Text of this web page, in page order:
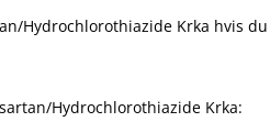
​Hydrochlorothiazide Krka hvis
​Hydrochlorothiazide Krka: